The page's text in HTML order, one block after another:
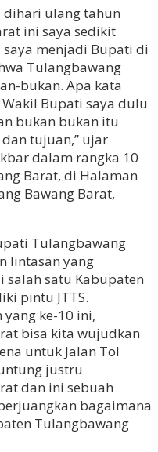
dihari ulang tahun
ini saya sedikit
menjadi Bupati di
Tulangbawang
bukan. Apa kata
Bupati saya dulu
bukan bukan itu
tujuan,” ujar
dalam rangka 10
Barat, di Halaman
Bawang Barat,
Tulangbawang
lintasan yang
satu Kabupaten
pintu JTTS.
ke-10 ini,
bisa kita wujudkan
untuk Jalan Tol
justru
dan ini sebuah
bagaimana
Tulangbawang